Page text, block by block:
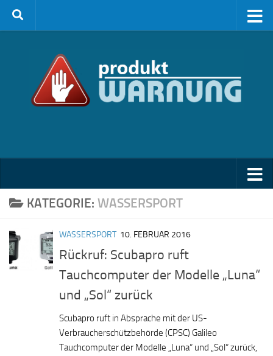
Zum Inhalt springen
KATEGORIE: WASSERSPORT
WASSERSPORT 10. FEBRUAR 2016
Rückruf: Scubapro ruft
Tauchcomputer der Modelle „Luna“
und „Sol“ zurück
Scubapro ruft in Absprache mit der US-
Verbraucherschützbehörde (CPSC) Galileo
Tauchcomputer der Modelle „Luna“ und „Sol“ zurück,